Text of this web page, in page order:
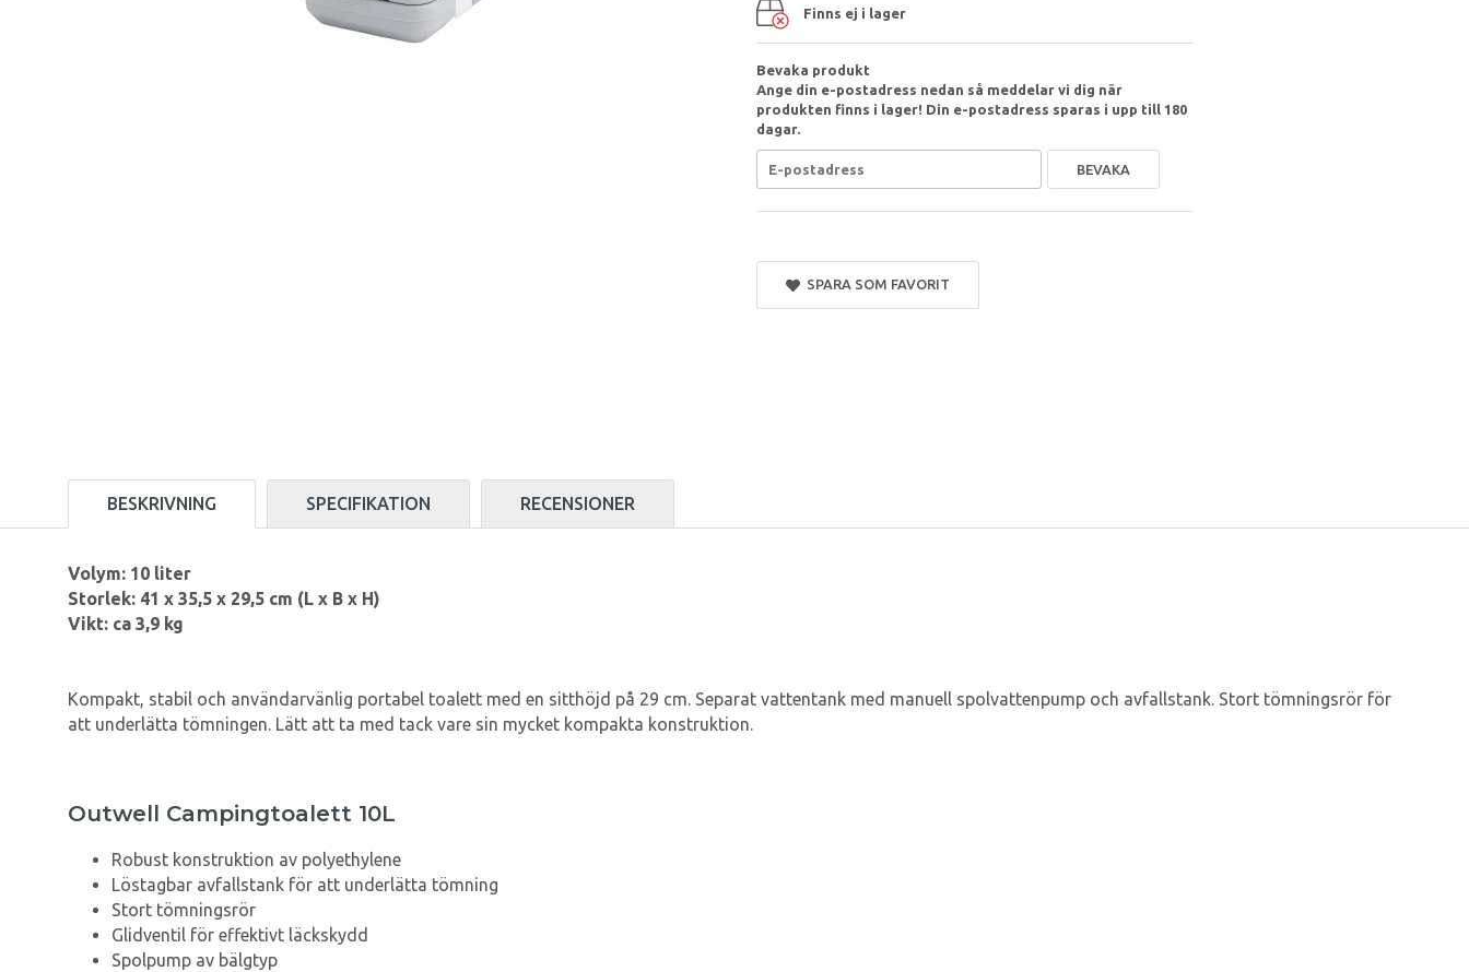
Finns ej i lager
Bevaka produkt
Ange din e-postadress nedan så meddelar vi dig när
produkten finns i lager! Din e-postadress sparas i upp till 180
dagar.
BEVAKA
SPARA SOM FAVORIT
BESKRIVNING SPECIFIKATION RECENSIONER
Volym: 10 liter
Storlek: 41 x 35,5 x 29,5 cm (L x B x H)
Vikt: ca 3,9 kg
Kompakt, stabil och användarvänlig portabel toalett med en sitthöjd på 29 cm. Separat vattentank med manuell spolvattenpump och avfallstank. Stort tömningsrör för
att underlätta tömningen. Lätt att ta med tack vare sin mycket kompakta konstruktion.
Outwell Campingtoalett 10L
Robust konstruktion av polyethylene
Löstagbar avfallstank för att underlätta tömning
Stort tömningsrör
Glidventil för effektivt läckskydd
Spolpump av bälgtyp